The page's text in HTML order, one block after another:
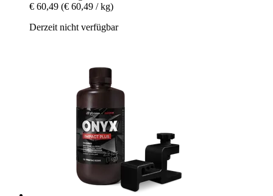
€ 60,49 (€ 60,49 / kg)
Derzeit nicht verfügbar